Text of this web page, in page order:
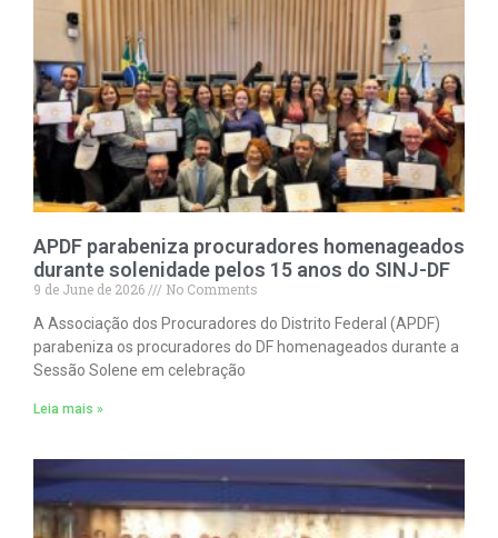
APDF parabeniza procuradores homenageados
durante solenidade pelos 15 anos do SINJ-DF
9 de June de 2026
No Comments
A Associação dos Procuradores do Distrito Federal (APDF)
parabeniza os procuradores do DF homenageados durante a
Sessão Solene em celebração
Leia mais »